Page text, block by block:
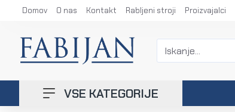
Domov O nas Kontakt Rabljeni stroji Proizvajalci
VSE KATEGORIJE